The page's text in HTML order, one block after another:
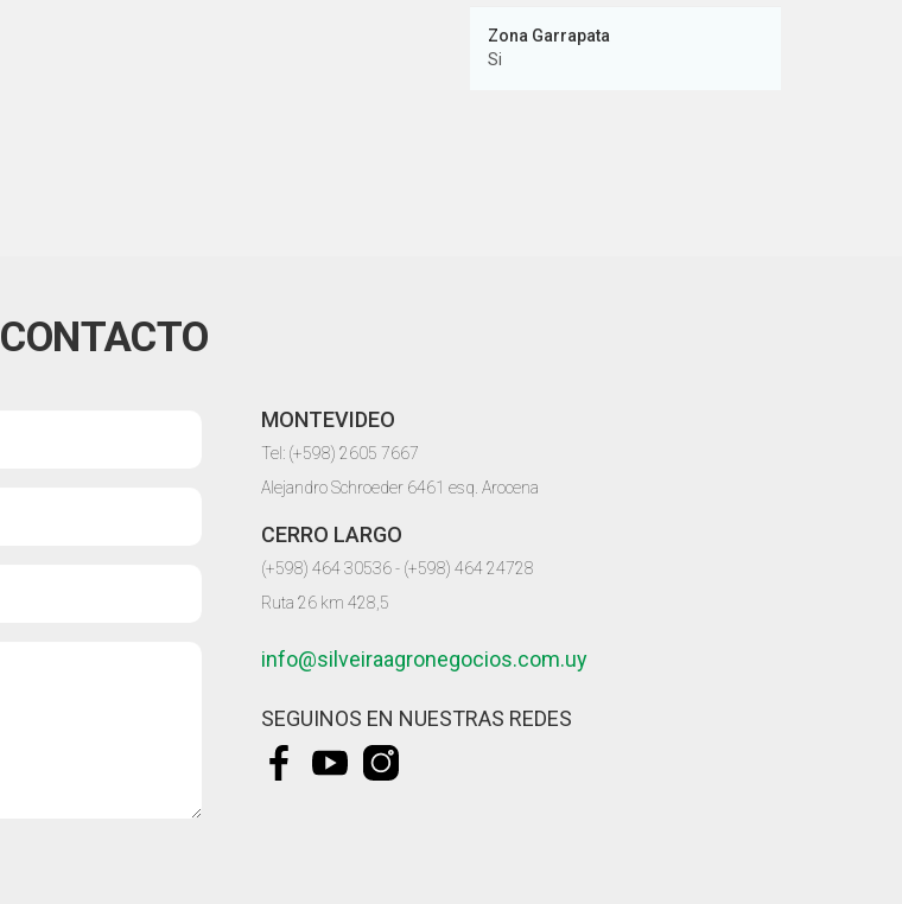
Zona Garrapata
Si
CONTACTO
MONTEVIDEO
Tel: (+598) 2605 7667
Alejandro Schroeder 6461 esq. Arocena
CERRO LARGO
(+598) 464 30536 - (+598) 464 24728
Ruta 26 km 428,5
info@silveiraagronegocios.com.uy
SEGUINOS EN NUESTRAS REDES